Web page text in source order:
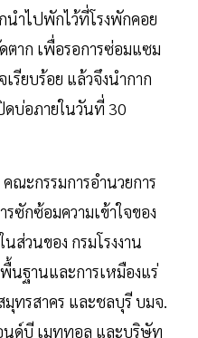
นำไปพักไว้ที่โรงพักคอย
ตาก เพื่อรอการซ่อมแซม
รียบร้อย แล้วจึงนำกาก
บ่อภายในวันที่ 30
ณะกรรมการอำนวยการ
ซักซ้อมความเข้าใจของ
ส่วนของ กรมโรงงาน
นฐานและการเหมืองแร่
ทรสาคร และชลบุรี บมจ.
นด์บี เมททอล และบริษัท